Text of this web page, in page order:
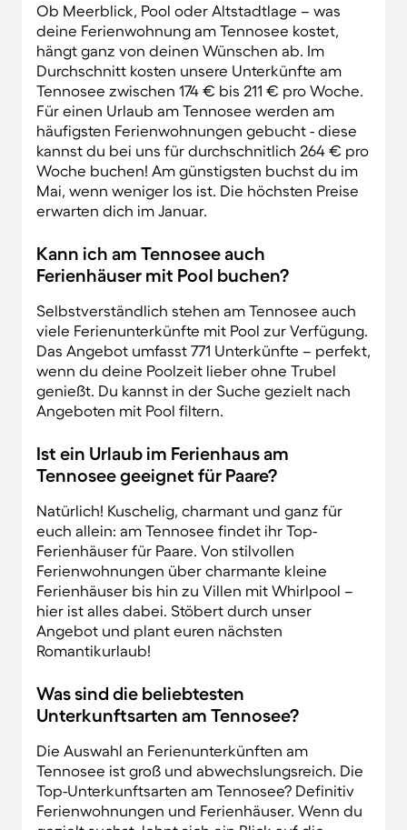
Ob Meerblick, Pool oder Altstadtlage – was
deine Ferienwohnung am Tennosee kostet,
hängt ganz von deinen Wünschen ab. Im
Durchschnitt kosten unsere Unterkünfte am
Tennosee zwischen 174 € bis 211 € pro Woche.
Für einen Urlaub am Tennosee werden am
häufigsten Ferienwohnungen gebucht - diese
kannst du bei uns für durchschnitlich 264 € pro
Woche buchen! Am günstigsten buchst du im
Mai, wenn weniger los ist. Die höchsten Preise
erwarten dich im Januar.
Kann ich am Tennosee auch
Ferienhäuser mit Pool buchen?
Selbstverständlich stehen am Tennosee auch
viele Ferienunterkünfte mit Pool zur Verfügung.
Das Angebot umfasst 771 Unterkünfte – perfekt,
wenn du deine Poolzeit lieber ohne Trubel
genießt. Du kannst in der Suche gezielt nach
Angeboten mit Pool filtern.
Ist ein Urlaub im Ferienhaus am
Tennosee geeignet für Paare?
Natürlich! Kuschelig, charmant und ganz für
euch allein: am Tennosee findet ihr Top-
Ferienhäuser für Paare. Von stilvollen
Ferienwohnungen über charmante kleine
Ferienhäuser bis hin zu Villen mit Whirlpool –
hier ist alles dabei. Stöbert durch unser
Angebot und plant euren nächsten
Romantikurlaub!
Was sind die beliebtesten
Unterkunftsarten am Tennosee?
Die Auswahl an Ferienunterkünften am
Tennosee ist groß und abwechslungsreich. Die
Top-Unterkunftsarten am Tennosee? Definitiv
Ferienwohnungen und Ferienhäuser. Wenn du